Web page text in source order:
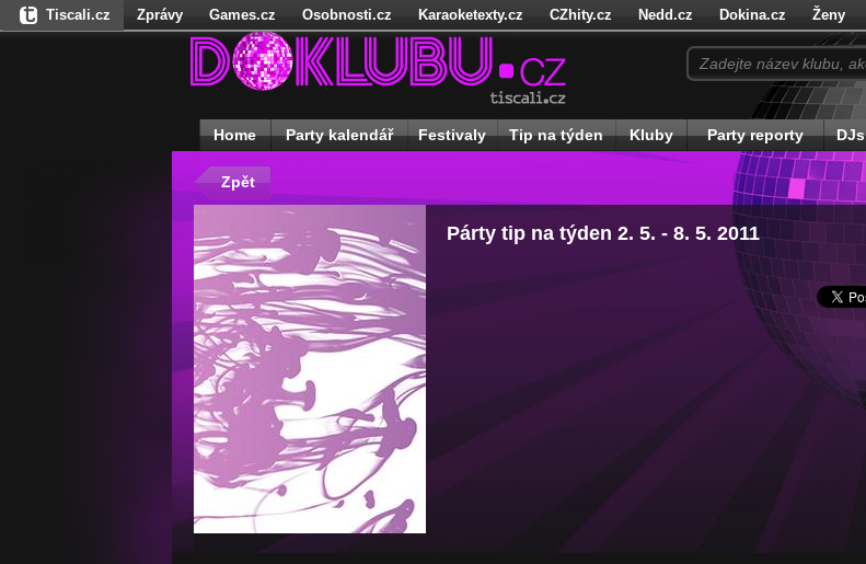
Tiscali.cz Zprávy Games.cz Osobnosti.cz Karaoketexty.cz CZhity.cz Nedd.cz Dokina.cz Ženy
Cestování Freegames.cz Hadejfilm.cz Hadejosobnosti.cz Doktorka.cz
Home Party kalendář Festivaly Tip na týden Kluby Party reporty DJs
Zpět
Párty tip na týden 2. 5. - 8. 5. 2011